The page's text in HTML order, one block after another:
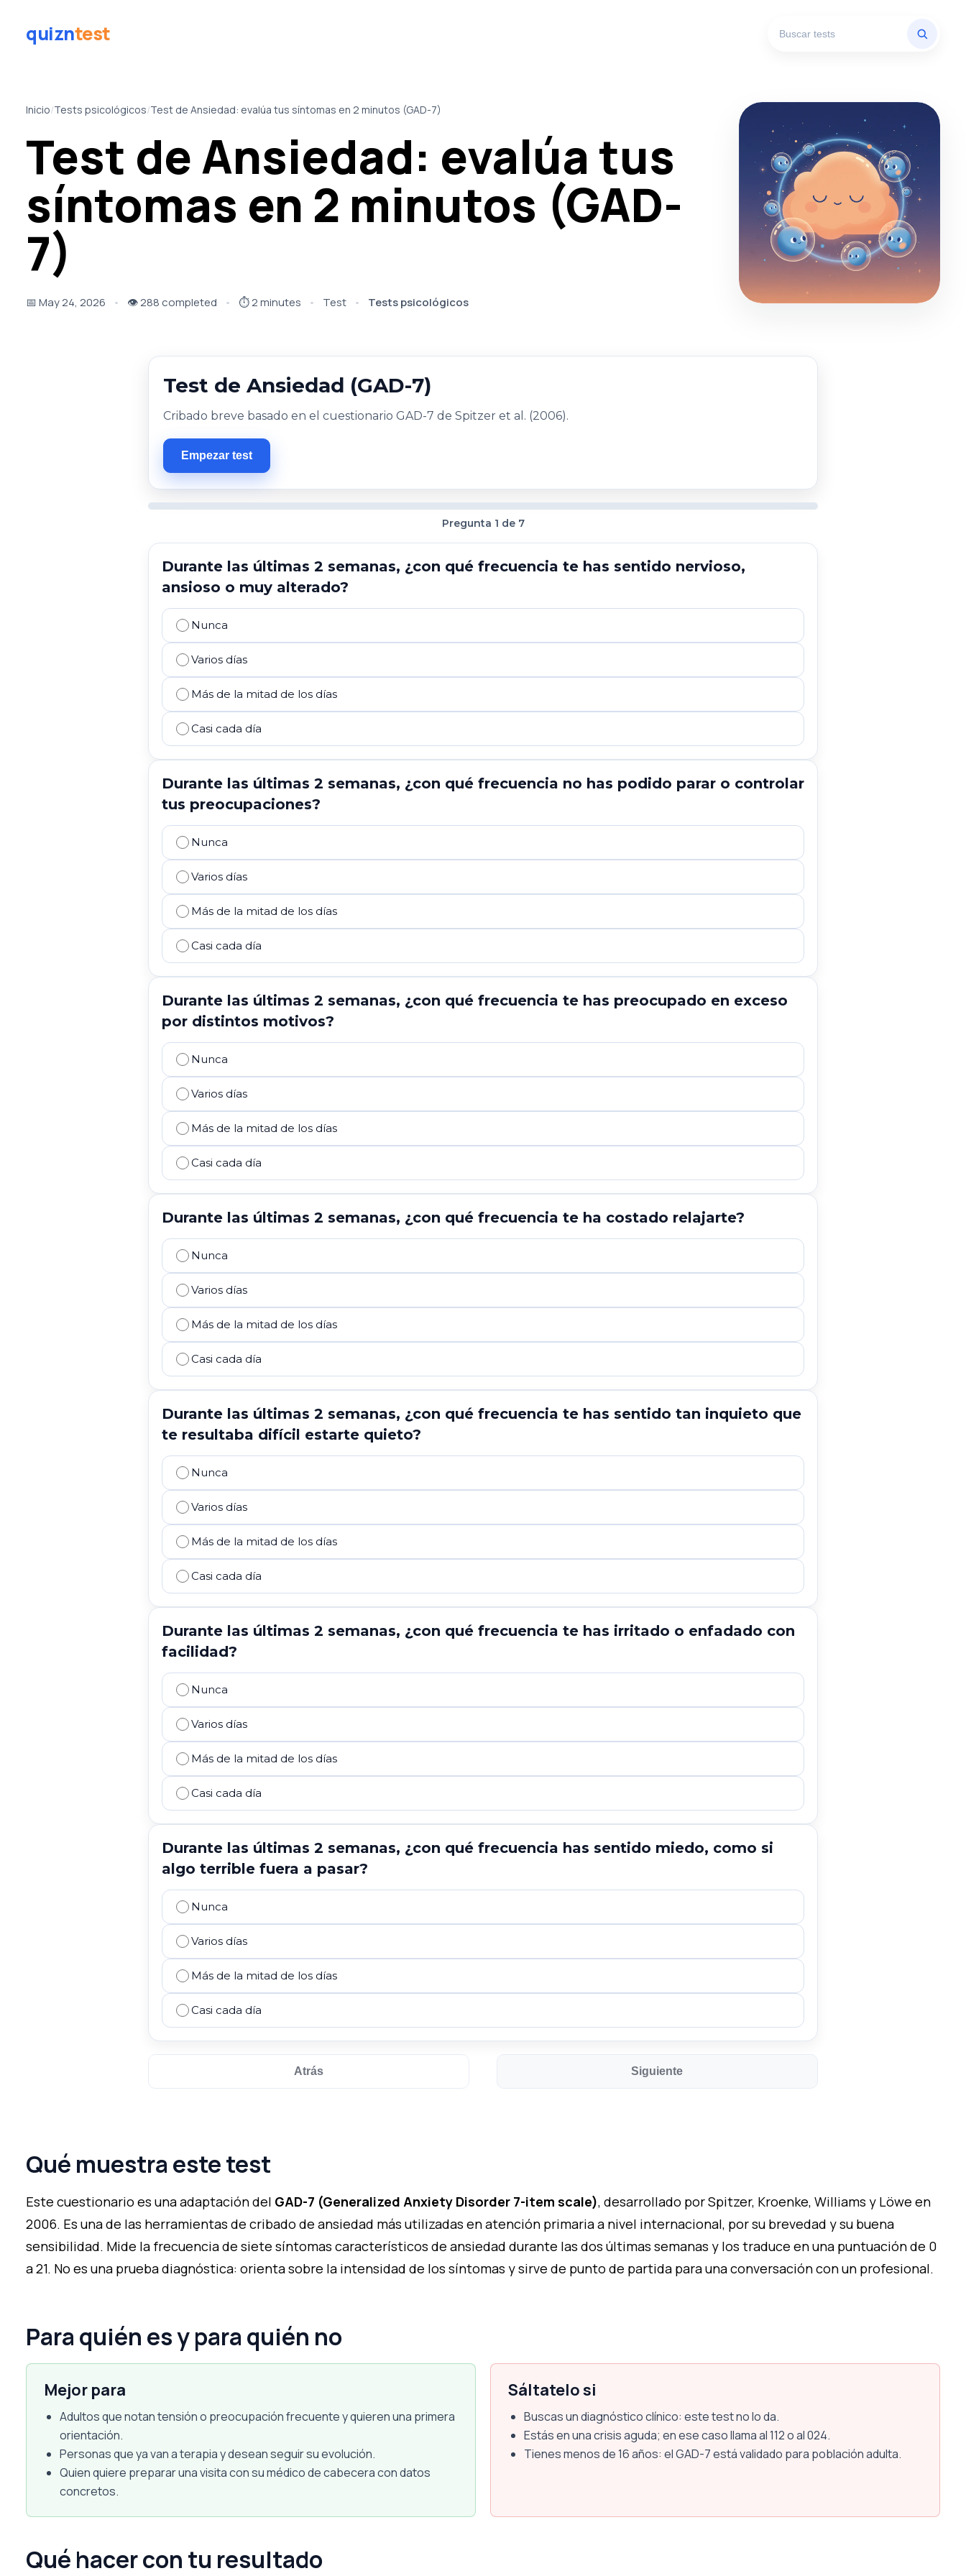
quizntest
Inicio/Tests psicológicos/Test de Ansiedad: evalúa tus síntomas en 2 minutos (GAD-7)
Test de Ansiedad: evalúa tus
síntomas en 2 minutos (GAD-
7)
📅 May 24, 2026 👁️288 completed ⏱️2 minutes Test Tests psicológicos
Test de Ansiedad (GAD-7)
Cribado breve basado en el cuestionario GAD-7 de Spitzer et al. (2006).
Empezar test
Pregunta 1 de 7
Durante las últimas 2 semanas, ¿con qué frecuencia te has sentido nervioso,
ansioso o muy alterado?
Nunca
Varios días
Más de la mitad de los días
Casi cada día
Durante las últimas 2 semanas, ¿con qué frecuencia no has podido parar o controlar
tus preocupaciones?
Nunca
Varios días
Más de la mitad de los días
Casi cada día
Durante las últimas 2 semanas, ¿con qué frecuencia te has preocupado en exceso
por distintos motivos?
Nunca
Varios días
Más de la mitad de los días
Casi cada día
Durante las últimas 2 semanas, ¿con qué frecuencia te ha costado relajarte?
Nunca
Varios días
Más de la mitad de los días
Casi cada día
Durante las últimas 2 semanas, ¿con qué frecuencia te has sentido tan inquieto que
te resultaba difícil estarte quieto?
Nunca
Varios días
Más de la mitad de los días
Casi cada día
Durante las últimas 2 semanas, ¿con qué frecuencia te has irritado o enfadado con
facilidad?
Nunca
Varios días
Más de la mitad de los días
Casi cada día
Durante las últimas 2 semanas, ¿con qué frecuencia has sentido miedo, como si
algo terrible fuera a pasar?
Nunca
Varios días
Más de la mitad de los días
Casi cada día
Atrás Siguiente
Qué muestra este test
Este cuestionario es una adaptación del GAD-7 (Generalized Anxiety Disorder 7-item scale), desarrollado por Spitzer, Kroenke, Williams y Löwe en
2006. Es una de las herramientas de cribado de ansiedad más utilizadas en atención primaria a nivel internacional, por su brevedad y su buena
sensibilidad. Mide la frecuencia de siete síntomas característicos de ansiedad durante las dos últimas semanas y los traduce en una puntuación de 0
a 21. No es una prueba diagnóstica: orienta sobre la intensidad de los síntomas y sirve de punto de partida para una conversación con un profesional.
Para quién es y para quién no
Mejor para
Adultos que notan tensión o preocupación frecuente y quieren una primera
orientación.
Personas que ya van a terapia y desean seguir su evolución.
Quien quiere preparar una visita con su médico de cabecera con datos
concretos.
Sáltatelo si
Buscas un diagnóstico clínico: este test no lo da.
Estás en una crisis aguda; en ese caso llama al 112 o al 024.
Tienes menos de 16 años: el GAD-7 está validado para población adulta.
Qué hacer con tu resultado